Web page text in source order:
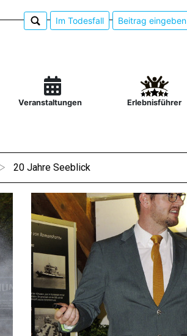
Im Todesfall Beitrag eingeben
Veranstaltungen Erlebnisführer
20 Jahre Seeblick